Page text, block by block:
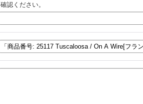
確認ください。